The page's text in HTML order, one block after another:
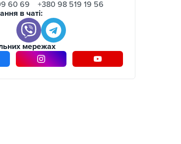
60 69
+380 98 519 19 56
в чаті:
мережах